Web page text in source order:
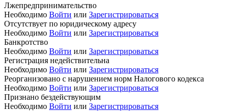
Лжепредпринимательство
Необходимо Войти или Зарегистрироваться
Отсутствует по юридическому адресу
Необходимо Войти или Зарегистрироваться
Банкротство
Необходимо Войти или Зарегистрироваться
Регистрация недействительна
Необходимо Войти или Зарегистрироваться
Реорганизовано с нарушением норм Налогового кодекса
Необходимо Войти или Зарегистрироваться
Признано бездействующим
Необходимо Войти или Зарегистрироваться